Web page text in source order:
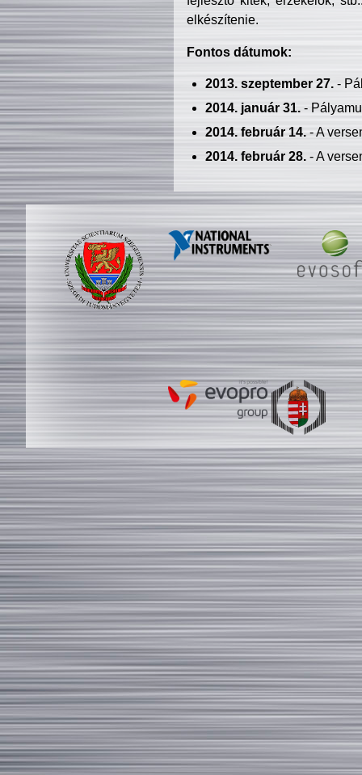
elkészítenie.
Fontos dátumok:
2013. szeptember 27.-
2014. január 31.-
2014. február 14.- A
2014. február 28.- A